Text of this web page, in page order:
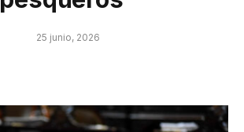
25 junio, 2026